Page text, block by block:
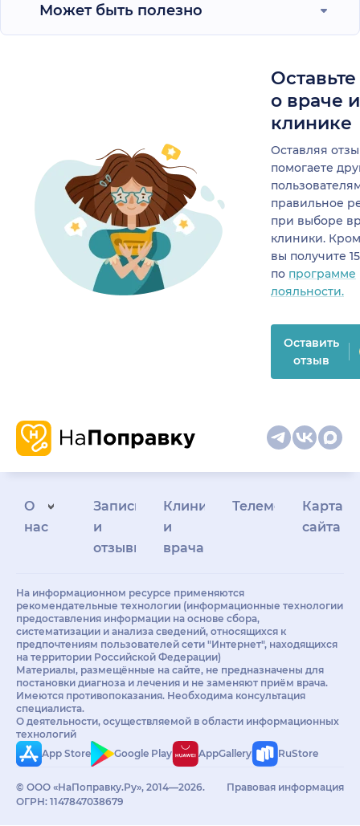
Может быть полезно
о враче
клинике
Оставляя
помогаете
правильное
при выборе
клиники.
вы получите
по программе
лояльности.
Оставить
отзыв
О
нас
Запись
и
отзывы
Клиникам
и
врачам
Телемедицина
Карта
сайта
На информационном ресурсе применяются
рекомендательные технологии (информационные технологии
предоставления информации на основе сбора,
систематизации и анализа сведений, относящихся к
предпочтениям пользователей сети "Интернет", находящихся
на территории Российской Федерации)
Материалы, размещённые на сайте, не предназначены для
постановки диагноза и лечения и не заменяют приём врача.
Имеются противопоказания. Необходима консультация
специалиста.
О деятельности, осуществляемой в области информационных
технологий
App Store
Google Play AppGallery RuStore
© ООО «НаПоправку.Ру», 2014—2026.
ОГРН: 1147847038679
Правовая информация